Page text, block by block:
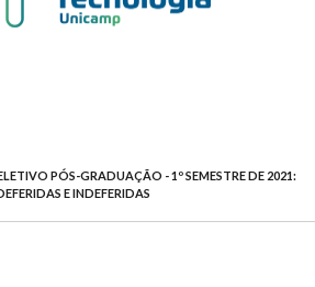
PÓS-GRADUAÇÃO - 1º SEMESTRE DE 2021:
E INDEFERIDAS